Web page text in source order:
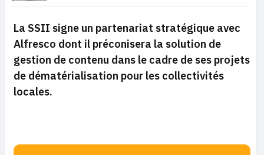
La SSII signe un partenariat stratégique avec
Alfresco dont il préconisera la solution de
gestion de contenu dans le cadre de ses projets
de dématérialisation pour les collectivités
locales.